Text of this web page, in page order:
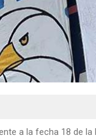
a la fecha 18 de